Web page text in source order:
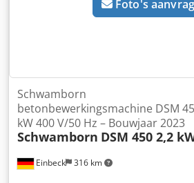
videogesprek aan.
Foto's
Einbeck 316 km
Schwamborn
betonbewerkingsmachine DSM
kW 400 V/50 Hz – Bouwjaar 2023
Schwamborn DSM 450 2,2